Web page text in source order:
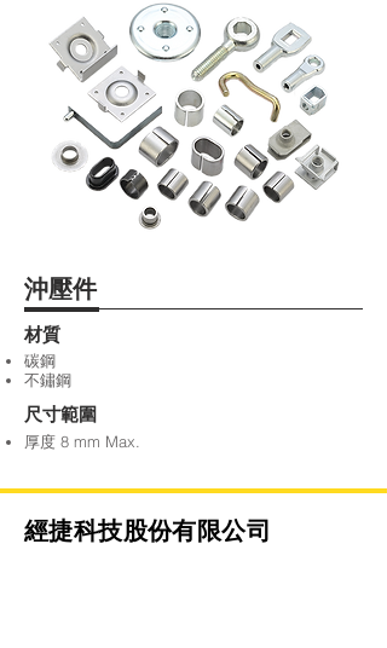
沖壓件
材質
碳鋼
不鏽鋼
尺寸範圍
厚度 8 mm Max.
經捷科技股份有限公司